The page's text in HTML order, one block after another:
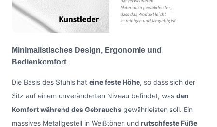
Minimalistisches Design, Ergonomie und
Bedienkomfort
Die Basis des Stuhls hat eine feste Höhe, so dass sich der
Sitz auf einem unveränderten Niveau befindet, was den
Komfort während des Gebrauchs gewährleisten soll. Ein
massives Metallgestell in Weißtönen und rutschfeste Füße